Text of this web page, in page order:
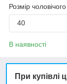
Розмір чоловічого
40
В наявності
При купівлі